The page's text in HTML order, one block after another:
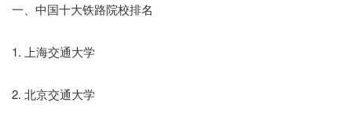
一、中国十大铁路院校排名
1. 上海交通大学
2. 北京交通大学